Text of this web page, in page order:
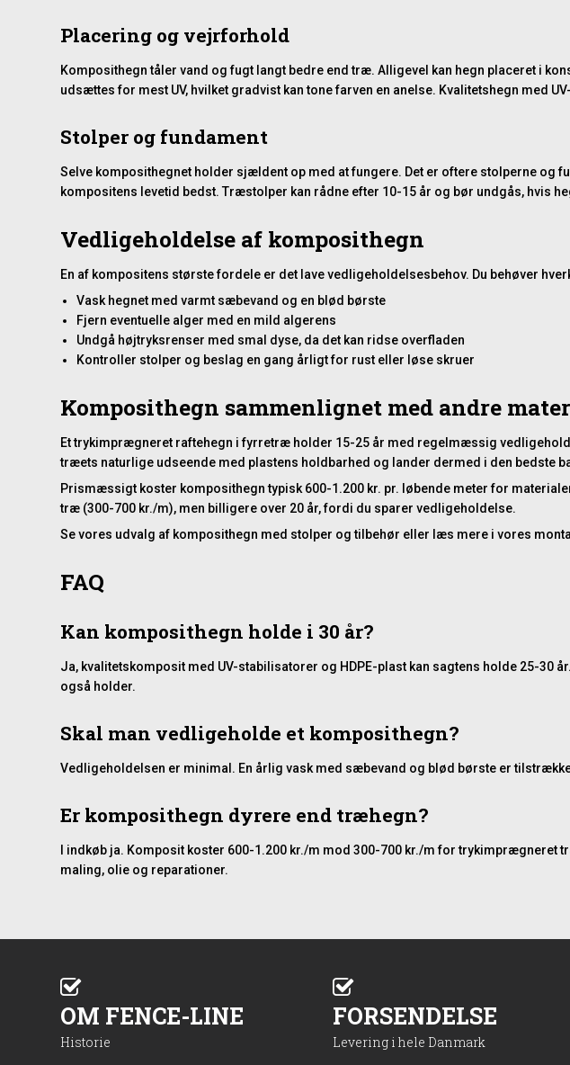
Placering og vejrforhold
Komposithegn tåler vand og fugt langt bedre end træ. Alligevel kan hegn placeret i
udsættes for mest UV, hvilket gradvist kan tone farven en anelse. Kvalitetshegn med
Stolper og fundament
Selve komposithegnet holder sjældent op med at fungere. Det er oftere stolperne og
kompositens levetid bedst. Træstolper kan rådne efter 10-15 år og bør undgås, hvis
Vedligeholdelse af komposithegn
En af kompositens største fordele er det lave vedligeholdelsesbehov. Du behøver
Vask hegnet med varmt sæbevand og en blød børste
Fjern eventuelle alger med en mild algerens
Undgå højtryksrenser med smal dyse, da det kan ridse overfladen
Kontroller stolper og beslag en gang årligt for rust eller løse skruer
Komposithegn sammenlignet med andre
Et trykimprægneret raftehegn i fyrretræ holder 15-25 år med regelmæssig
træets naturlige udseende med plastens holdbarhed og lander dermed i den bedste
Prismæssigt koster komposithegn typisk 600-1.200 kr. pr. løbende meter for
træ (300-700 kr./m), men billigere over 20 år, fordi du sparer vedligeholdelse.
Sevores udvalg af komposithegn med stolper og tilbehør eller læs mere i vores
FAQ
Kan komposithegn holde i 30 år?
Ja, kvalitetskomposit med UV-stabilisatorer og HDPE-plast kan sagtens holde 25-
også holder.
Skal man vedligeholde et komposithegn?
Vedligeholdelsen er minimal. En årlig vask med sæbevand og blød børste er
Er komposithegn dyrere end træhegn?
I indkøb ja. Komposit koster 600-1.200 kr./m mod 300-700 kr./m for
maling, olie og reparationer.
OM FENCE-LINE
Historie
FORSENDELSE
Levering i hele Danmark